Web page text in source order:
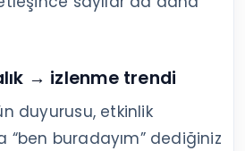
→ izlenme trendi
duyurusu, etkinlik
“ben buradayım” dediğiniz